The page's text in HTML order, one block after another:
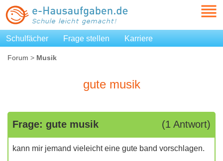
Schulfächer Frage stellen Karriere
Forum > Musik
gute musik
Frage: gute musik (1 Antwort)
kann mir jemand vieleicht eine gute band vorschlagen.